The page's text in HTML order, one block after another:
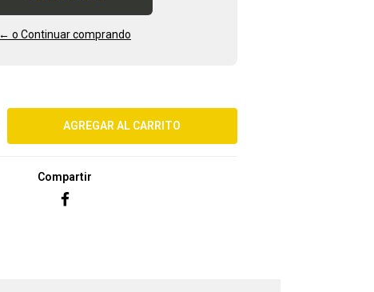
← o Continuar comprando
Compartir